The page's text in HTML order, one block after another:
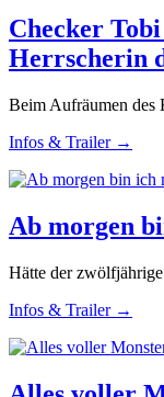
Checker
Herrscherin
Beim Aufräumen des
Infos & Trailer →
Ab morgen
Hätte der
Infos & Trailer →